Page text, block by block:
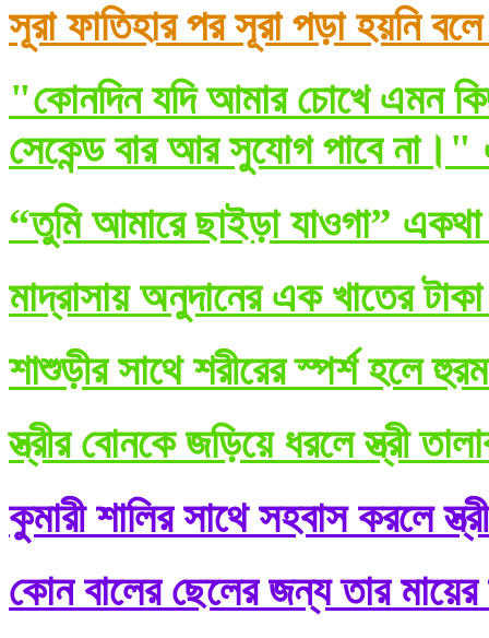
সূরা ফাতিহার পর সূরা পড়া হয়নি
"কোনদিন যদি আমার চোখে এমন
সেকেন্ড বার আর সুযোগ পাবে না।"
“তুমি আমারে ছাইড়া যাওগা” একথা
মাদ্রাসায় অনুদানের এক খাতের
শাশুড়ীর সাথে শরীরের স্পর্শ হলে
স্ত্রীর বোনকে জড়িয়ে ধরলে স্ত্রী
কুমারী শালির সাথে সহবাস করলে
কোন বালের ছেলের জন্য তার মায়ের